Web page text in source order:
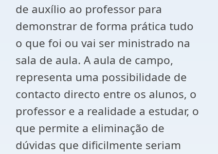
de auxílio ao professor para
demonstrar de forma prática tudo
o que foi ou vai ser ministrado na
sala de aula. A aula de campo,
representa uma possibilidade de
contacto directo entre os alunos, o
professor e a realidade a estudar, o
que permite a eliminação de
dúvidas que dificilmente seriam